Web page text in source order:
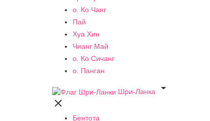
о. Ко Чанг
Пай
Хуа Хин
Чианг Май
о. Ко Сичанг
о. Панган
Шри-Ланка


Бентота